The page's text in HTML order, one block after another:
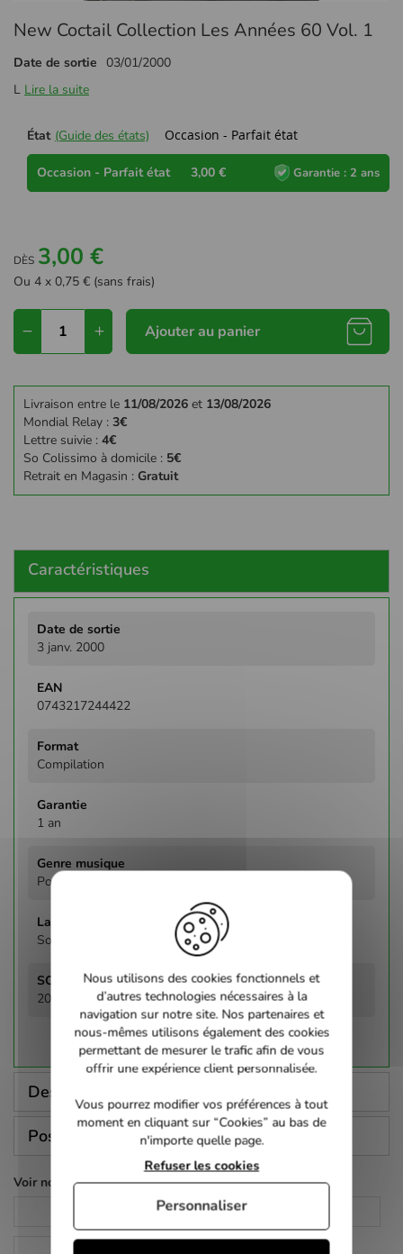
au
de
la
Galerie
New Coctail Collection Les Années 60 Vol. 1
Date de sortie 03/01/2000
L Lire la suite
État (Guide des états) Occasion - Parfait état
Occasion - Parfait état 3,00 € Garantie : 2 ans
DÈS 3,00 €
Ou 4 x 0,75 € (sans frais)
Ajouter au panier
Livraison entre le 11/08/2026 et 13/08/2026
Mondial Relay : 3€
Lettre suivie : 4€
So Colissimo à domicile : 5€
Retrait en Magasin : Gratuit
Caractéristiques
d'infos
3 janv. 2000
0743217244422
Compilation
1 an
Pop, Rock
Sony Music Entertainment
2000
Description
Poser une question
Voir nos autres pages :
Nous utilisons des cookies fonctionnels et
d’autres technologies nécessaires à la
navigation sur notre site. Nos partenaires et
nous-mêmes utilisons également des cookies
permettant de mesurer le trafic afin de vous
offrir une expérience client personnalisée.
Vous pourrez modifier vos préférences à tout
moment en cliquant sur “Cookies” au bas de
n'importe quelle page.
Refuser les cookies
Personnaliser